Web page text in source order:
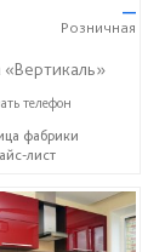
—
Розничная
38-059-88
телефон
фабрики
лист